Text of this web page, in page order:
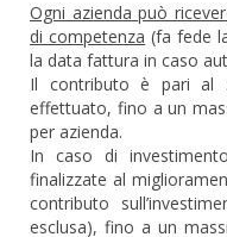
Ogni azienda può
di competenza (fa fede
la data fattura in caso
Il contributo è pari al
effettuato, fino a un
per azienda.
In caso di
finalizzate al
contributo
esclusa), fino a un